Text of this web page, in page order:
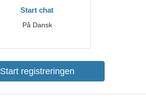
Start chat
På Dansk
Start registreringen